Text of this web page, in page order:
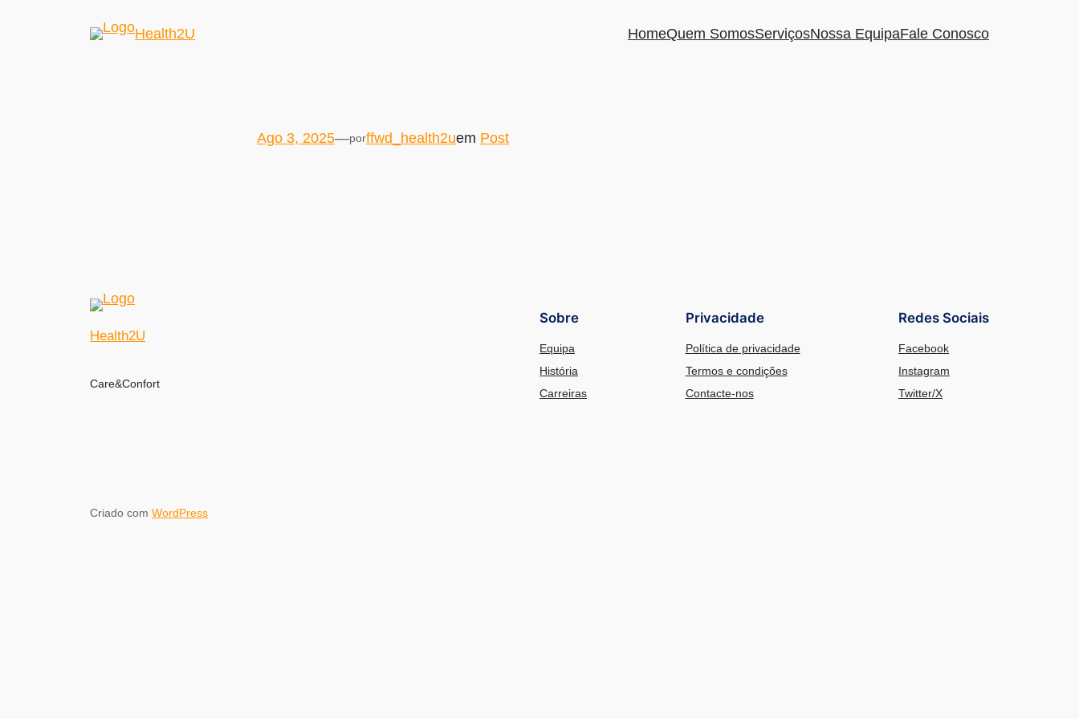
Health2U HomeQuem SomosServiçosNossa EquipaFale Conosco
Ago 3, 2025—porffwd_health2uem Post
Health2U
Care&Confort
Sobre
Equipa
História
Carreiras
Privacidade
Política de privacidade
Termos e condições
Contacte-nos
Redes Sociais
Facebook
Instagram
Twitter/X
Criado com WordPress